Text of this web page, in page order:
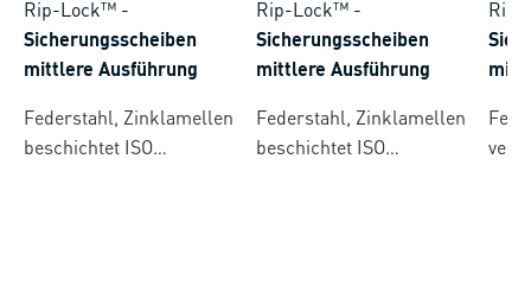
Rip-Lock™ -
Sicherungsscheiben
mittlere Ausführung
Federstahl, Zinklamellen
beschichtet ISO
Rip-Lock™ -
Sicherungsscheiben
mittlere Ausführung
Federstahl, Zinklamellen
beschichtet ISO